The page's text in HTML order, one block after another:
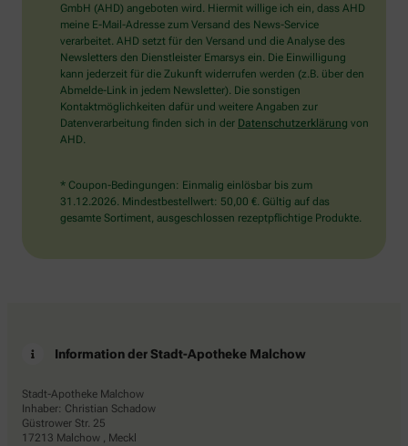
wählen
Sie
bitte
den
LKW.
GmbH (AHD) angeboten wird. Hiermit willige ich ein, dass AHD
meine E-Mail-Adresse zum Versand des News-Service
verarbeitet. AHD setzt für den Versand und die Analyse des
Newsletters den Dienstleister Emarsys ein. Die Einwilligung
kann jederzeit für die Zukunft widerrufen werden (z.B. über den
Abmelde-Link in jedem Newsletter). Die sonstigen
Kontaktmöglichkeiten dafür und weitere Angaben zur
Datenverarbeitung finden sich in der Datenschutzerklärung von
AHD.
* Coupon-Bedingungen: Einmalig einlösbar bis zum
31.12.2026. Mindestbestellwert: 50,00 €. Gültig auf das
gesamte Sortiment, ausgeschlossen rezeptpflichtige Produkte.
Information der Stadt-Apotheke Malchow
Stadt-Apotheke Malchow
Inhaber: Christian Schadow
Güstrower Str. 25
17213 Malchow , Meckl